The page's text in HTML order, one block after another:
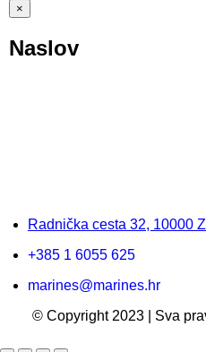
Close
product
view
×
Naslov
Radnička cesta 32, 10000
+385 1 6055 625
marines@marines.hr
© Copyright 2023 | Sva